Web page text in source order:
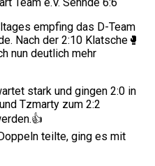
empfing das D-Team
Nach der 2:10 Klatsche🥊
nun deutlich mehr
stark und gingen 2:0 in
Tzmarty zum 2:2
teilte, ging es mit